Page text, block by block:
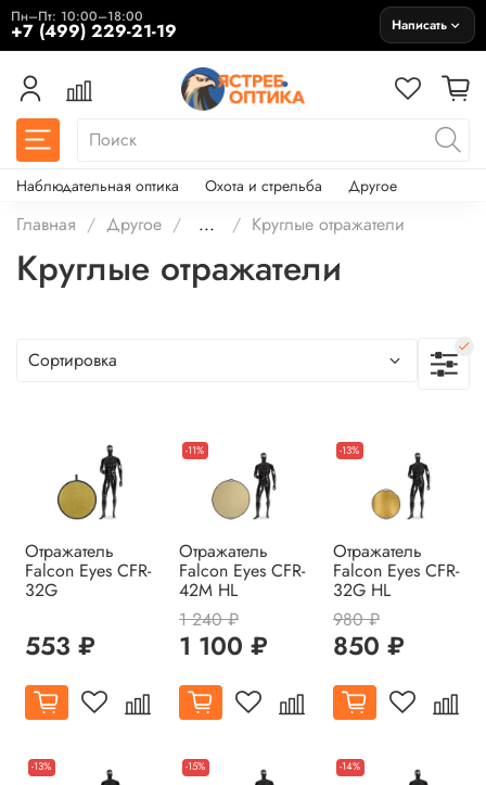
Пн–Пт: 10:00–18:00
+7 (499) 229-21-19 Написать
Наблюдательная оптика Охота и стрельба Другое
Главная Другое ... Круглые отражатели
Круглые отражатели
Отражатель
Falcon Eyes CFR-
32G
553 ₽
-11%
Отражатель
Falcon Eyes CFR-
42M HL
1 240 ₽
1 100 ₽
-13%
Отражатель
Falcon Eyes CFR-
32G HL
980 ₽
850 ₽
-13% -15% -14%